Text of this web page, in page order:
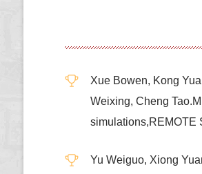
Xue Bowen, Kong
Weixing, Cheng
simulations,REMOTE
Yu Weiguo, Xiong